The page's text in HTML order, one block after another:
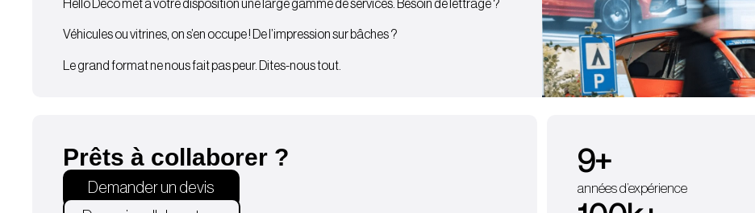
Hello Deco met à votre disposition une large gamme de services. Besoin de lettrage ?
Véhicules ou vitrines, on s’en occupe ! De l’impression sur bâches ?
Le grand format ne nous fait pas peur. Dites-nous tout.
Prêts à collaborer ?
Demander un devis
années d’expérience
9+